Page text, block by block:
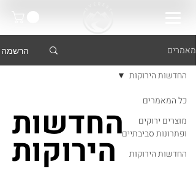
מאמרים הרשמה
כל המאמרים
מוצרים ירוקים
ופתרונות סביבתיים
החדשות הירוקות
החדשות הירוקות
החדשות
הירוקות